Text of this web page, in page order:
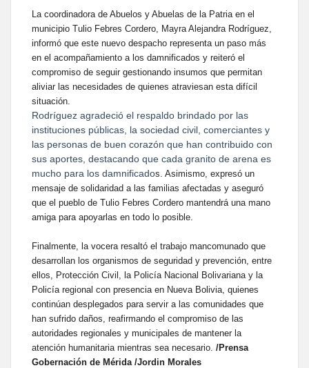
La coordinadora de Abuelos y Abuelas de la Patria en el
municipio Tulio Febres Cordero, Mayra Alejandra Rodríguez,
informó que este nuevo despacho representa un paso más
en el acompañamiento a los damnificados y reiteró el
compromiso de seguir gestionando insumos que permitan
aliviar las necesidades de quienes atraviesan esta difícil
situación.
Rodríguez agradeció el respaldo brindado por las
instituciones públicas, la sociedad civil, comerciantes y
las personas de buen corazón que han contribuido con
sus aportes, destacando que cada granito de arena es
mucho para los damnificados. Asimismo, expresó un
mensaje de solidaridad a las familias afectadas y aseguró
que el pueblo de Tulio Febres Cordero mantendrá una mano
amiga para apoyarlas en todo lo posible.
Finalmente, la vocera resaltó el trabajo mancomunado que
desarrollan los organismos de seguridad y prevención, entre
ellos, Protección Civil, la Policía Nacional Bolivariana y la
Policía regional con presencia en Nueva Bolivia, quienes
continúan desplegados para servir a las comunidades que
han sufrido daños, reafirmando el compromiso de las
autoridades regionales y municipales de mantener la
atención humanitaria mientras sea necesario. /Prensa
Gobernación de Mérida /Jordin Morales